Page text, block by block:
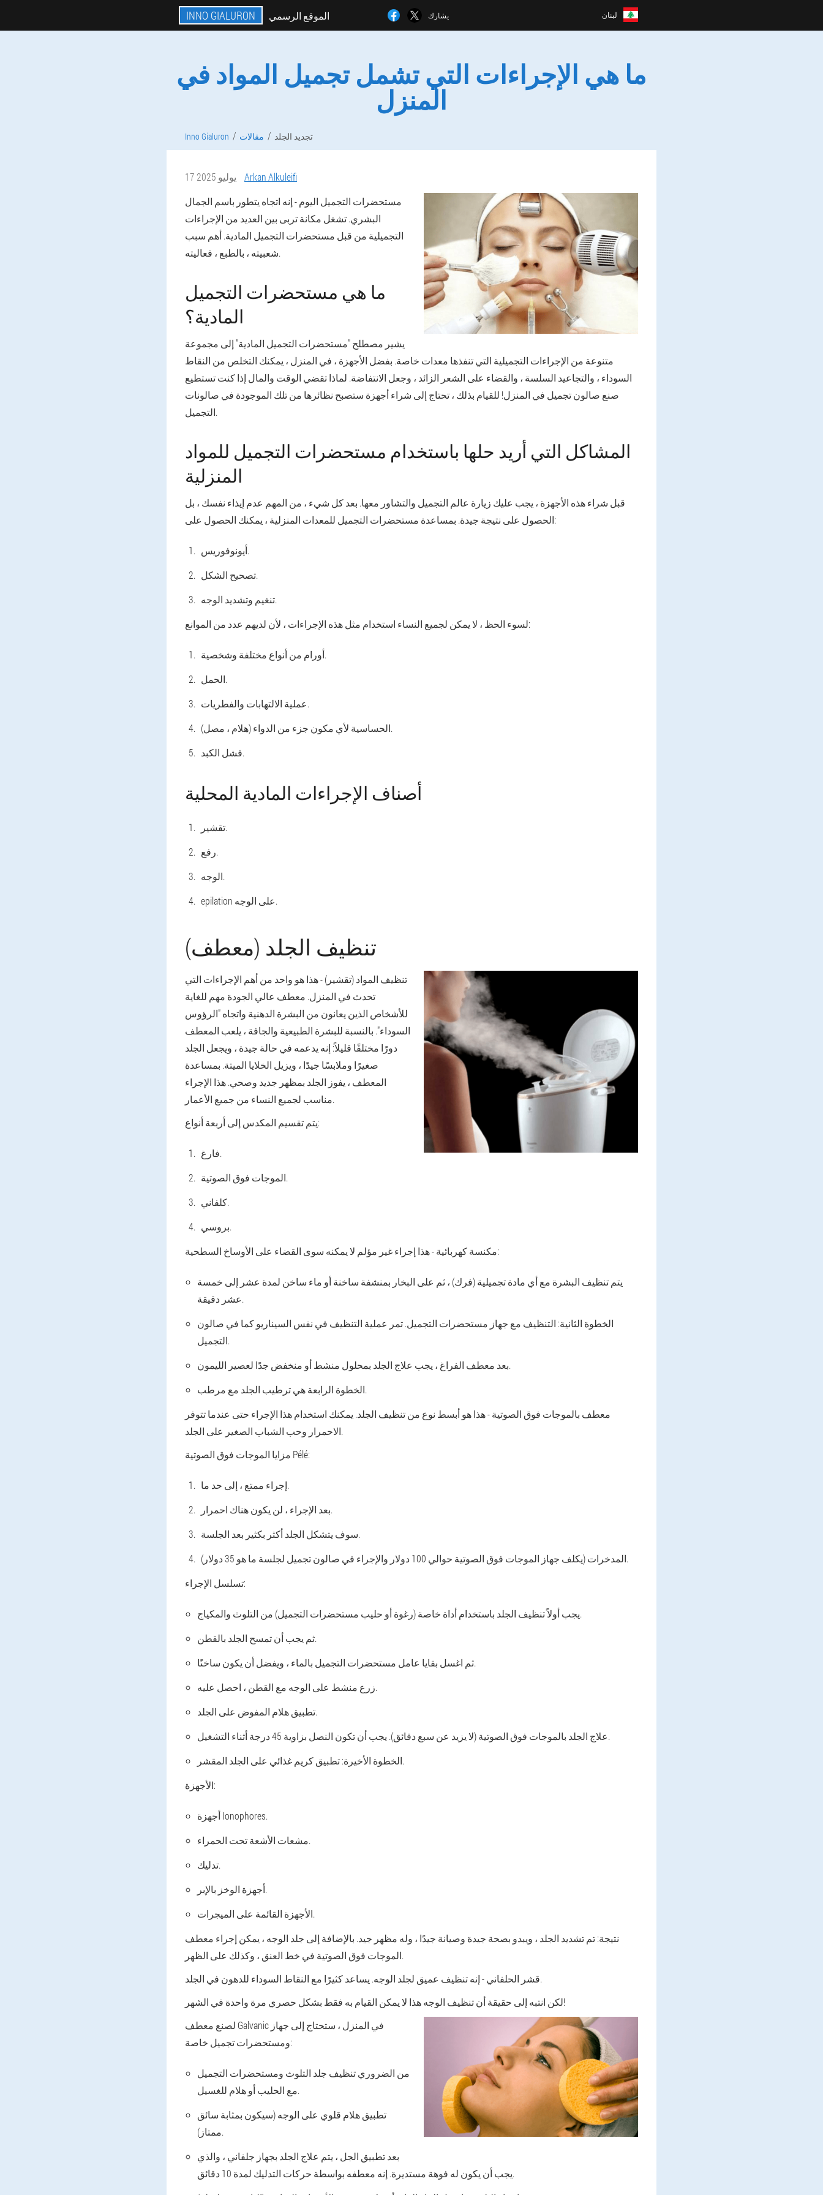
INNO GIALURON الموقع الرسمي يشارك لبنان
ما هي الإجراءات التي تشمل تجميل المواد في
المنزل
Inno Gialuron مقالات تجديد الجلد
17 يوليو 2025
Arkan Alkuleifi
مستحضرات التجميل اليوم- إنه اتجاه يتطور باسم الجمال
البشري. تشغل مكانة تربى بين العديد من الإجراءات
التجميلية من قبل مستحضرات التجميل المادية. أهم سبب
شعبيته ، بالطبع ، فعاليته.
ما هي مستحضرات التجميل
المادية؟
يشير مصطلح "مستحضرات التجميل المادية" إلى مجموعة
متنوعة من الإجراءات التجميلية التي تنفذها معدات خاصة. بفضل الأجهزة ، في المنزل ، يمكنك التخلص من النقاط
السوداء ، والتجاعيد السلسة ، والقضاء على الشعر الزائد ، وجعل الانتفاضة. لماذا تقضي الوقت والمال إذا كنت تستطيع
صنع صالون تجميل في المنزل! للقيام بذلك ، تحتاج إلى شراء أجهزة ستصبح نظائرها من تلك الموجودة في صالونات
التجميل.
المشاكل التي أريد حلها باستخدام مستحضرات التجميل للمواد
المنزلية
قبل شراء هذه الأجهزة ، يجب عليك زيارة عالم التجميل والتشاور معها. بعد كل شيء ، من المهم عدم إيذاء نفسك ، بل
الحصول على نتيجة جيدة. بمساعدة مستحضرات التجميل للمعدات المنزلية ، يمكنك الحصول على:
أيونوفوريس.
تصحيح الشكل.
تنغيم وتشديد الوجه.
لسوء الحظ ، لا يمكن لجميع النساء استخدام مثل هذه الإجراءات ، لأن لديهم عدد من الموانع:
أورام من أنواع مختلفة وشخصية.
الحمل.
عملية الالتهابات والفطريات.
الحساسية لأي مكون جزء من الدواء (هلام ، مصل).
فشل الكبد.
أصناف الإجراءات المادية المحلية
تقشير.
رفع.
الوجه.
epilation على الوجه.
تنظيف الجلد (معطف)
تنظيف المواد (تقشير)- هذا هو واحد من أهم الإجراءات التي
تحدث في المنزل. معطف عالي الجودة مهم للغاية
للأشخاص الذين يعانون من البشرة الدهنية واتجاه "الرؤوس
السوداء". بالنسبة للبشرة الطبيعية والجافة ، يلعب المعطف
دورًا مختلفًا قليلاً: إنه يدعمه في حالة جيدة ، ويجعل الجلد
صغيرًا وملابسًا جيدًا ، ويزيل الخلايا الميتة. بمساعدة
المعطف ، يفوز الجلد بمظهر جديد وصحي. هذا الإجراء
مناسب لجميع النساء من جميع الأعمار.
يتم تقسيم المكدس إلى أربعة أنواع:
فارغ.
الموجات فوق الصوتية.
كلفاني.
بروسي.
مكنسة كهربائية- هذا إجراء غير مؤلم لا يمكنه سوى القضاء على الأوساخ السطحية:
يتم تنظيف البشرة مع أي مادة تجميلية (فرك) ، ثم على البخار بمنشفة ساخنة أو ماء ساخن لمدة عشر إلى خمسة
عشر دقيقة.
الخطوة الثانية: التنظيف مع جهاز مستحضرات التجميل. تمر عملية التنظيف في نفس السيناريو كما في صالون
التجميل.
بعد معطف الفراغ ، يجب علاج الجلد بمحلول منشط أو منخفض جدًا لعصير الليمون.
الخطوة الرابعة هي ترطيب الجلد مع مرطب.
معطف بالموجات فوق الصوتية -هذا هو أبسط نوع من تنظيف الجلد. يمكنك استخدام هذا الإجراء حتى عندما تتوفر
الاحمرار وحب الشباب الصغير على الجلد.
مزايا الموجات فوق الصوتية Pélé:
إجراء ممتع ، إلى حد ما.
بعد الإجراء ، لن يكون هناك احمرار.
سوف يتشكل الجلد أكثر بكثير بعد الجلسة.
المدخرات (يكلف جهاز الموجات فوق الصوتية حوالي 100 دولار والإجراء في صالون تجميل لجلسة ما هو 35 دولار).
تسلسل الإجراء:
يجب أولاً تنظيف الجلد باستخدام أداة خاصة (رغوة أو حليب مستحضرات التجميل) من التلوث والمكياج.
ثم يجب أن تمسح الجلد بالقطن.
ثم اغسل بقايا عامل مستحضرات التجميل بالماء ، ويفضل أن يكون ساخنًا.
زرع منشط على الوجه مع القطن ، احصل عليه.
تطبيق هلام المفوض على الجلد.
علاج الجلد بالموجات فوق الصوتية (لا يزيد عن سبع دقائق). يجب أن تكون النصل بزاوية 45 درجة أثناء التشغيل.
الخطوة الأخيرة: تطبيق كريم غذائي على الجلد المقشر.
الأجهزة:
أجهزة Ionophores.
مشعات الأشعة تحت الحمراء.
تدليك.
أجهزة الوخز بالإبر.
الأجهزة القائمة على الميجرات.
نتيجة:تم تشديد الجلد ، ويبدو بصحة جيدة وصيانة جيدًا ، وله مظهر جيد. بالإضافة إلى جلد الوجه ، يمكن إجراء معطف
الموجات فوق الصوتية في خط العنق ، وكذلك على الظهر.
قشر الحلفاني -إنه تنظيف عميق لجلد الوجه. يساعد كثيرًا مع النقاط السوداء للدهون في الجلد.
لكن انتبه إلى حقيقة أن تنظيف الوجه هذا لا يمكن القيام به فقط بشكل حصري مرة واحدة في الشهر!
لصنع معطف Galvanic في المنزل ، ستحتاج إلى جهاز
ومستحضرات تجميل خاصة:
من الضروري تنظيف جلد التلوث ومستحضرات التجميل
مع الحليب أو هلام للغسيل.
تطبيق هلام قلوي على الوجه (سيكون بمثابة سائق
ممتاز).
بعد تطبيق الجل ، يتم علاج الجلد بجهاز جلفاني ، والذي
يجب أن يكون له فوهة مستديرة. إنه معطفه بواسطة حركات التدليك لمدة 10 دقائق.